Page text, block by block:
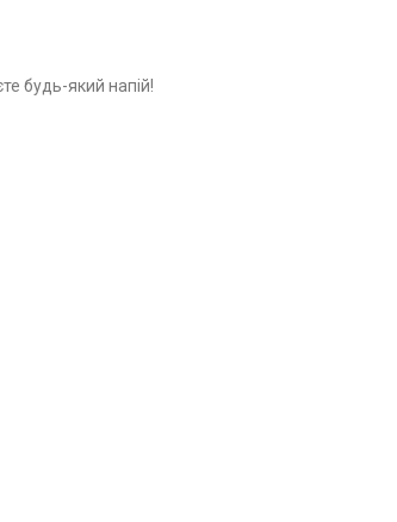
будь-який напій!